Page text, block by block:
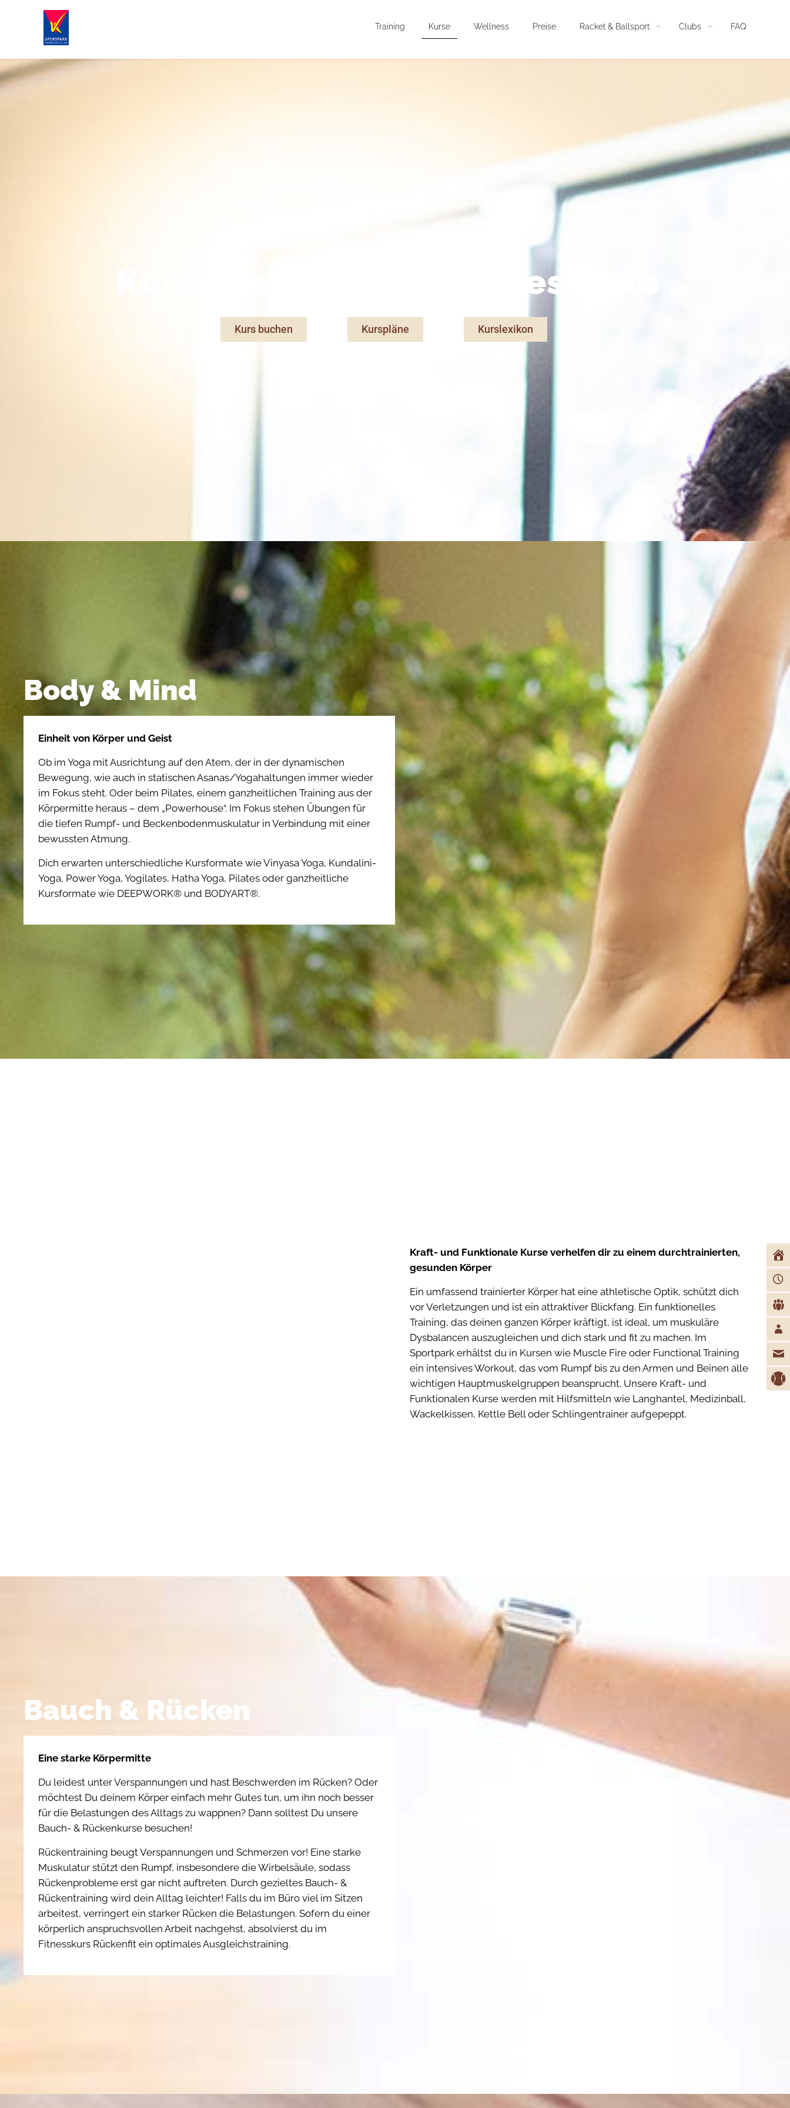
Training Kurse Wellness Preise Racket & Ballsport Clubs FAQ
Kurse im Sportpark Fitnessclub
Kurs buchen Kurspläne Kurslexikon
Body & Mind
Einheit von Körper und Geist
Ob im Yoga mit Ausrichtung auf den Atem, der in der dynamischen
Bewegung, wie auch in statischen Asanas/Yogahaltungen immer wieder
im Fokus steht. Oder beim Pilates, einem ganzheitlichen Training aus der
Körpermitte heraus – dem „Powerhouse“. Im Fokus stehen Übungen für
die tiefen Rumpf- und Beckenbodenmuskulatur in Verbindung mit einer
bewussten Atmung.
Dich erwarten unterschiedliche Kursformate wie Vinyasa Yoga, Kundalini-
Yoga, Power Yoga, Yogilates, Hatha Yoga, Pilates oder ganzheitliche
Kursformate wie DEEPWORK® und BODYART®.
Kraft- und Funktionale Kurse verhelfen dir zu einem durchtrainierten,
gesunden Körper
Ein umfassend trainierter Körper hat eine athletische Optik, schützt dich
vor Verletzungen und ist ein attraktiver Blickfang. Ein funktionelles
Training, das deinen ganzen Körper kräftigt, ist ideal, um muskuläre
Dysbalancen auszugleichen und dich stark und fit zu machen. Im
Sportpark erhältst du in Kursen wie Muscle Fire oder Functional Training
ein intensives Workout, das vom Rumpf bis zu den Armen und Beinen alle
wichtigen Hauptmuskelgruppen beansprucht. Unsere Kraft- und
Funktionalen Kurse werden mit Hilfsmitteln wie Langhantel, Medizinball,
Wackelkissen, Kettle Bell oder Schlingentrainer aufgepeppt.
Bauch & Rücken
Eine starke Körpermitte
Du leidest unter Verspannungen und hast Beschwerden im Rücken? Oder
möchtest Du deinem Körper einfach mehr Gutes tun, um ihn noch besser
für die Belastungen des Alltags zu wappnen? Dann solltest Du unsere
Bauch- & Rückenkurse besuchen!
Rückentraining beugt Verspannungen und Schmerzen vor! Eine starke
Muskulatur stützt den Rumpf, insbesondere die Wirbelsäule, sodass
Rückenprobleme erst gar nicht auftreten. Durch gezieltes Bauch- &
Rückentraining wird dein Alltag leichter! Falls du im Büro viel im Sitzen
arbeitest, verringert ein starker Rücken die Belastungen. Sofern du einer
körperlich anspruchsvollen Arbeit nachgehst, absolvierst du im
Fitnesskurs Rückenfit ein optimales Ausgleichstraining.